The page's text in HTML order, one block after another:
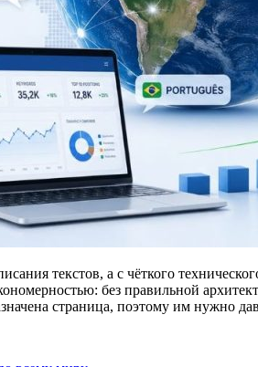
текстов, а с чёткого
без правильной
страница, поэтому им нужно